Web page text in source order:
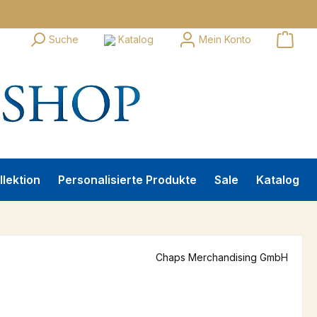
Suche Katalog Mein Konto
Personalisierte Produkte Sale Katalog
Chaps Merchandising GmbH